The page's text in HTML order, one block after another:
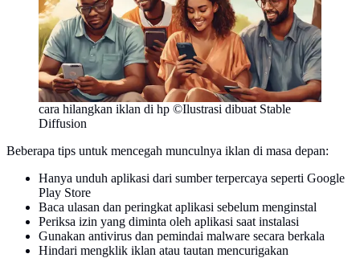
cara hilangkan iklan di hp ©Ilustrasi dibuat Stable
Diffusion
Beberapa tips untuk mencegah munculnya iklan di masa depan:
Hanya unduh aplikasi dari sumber terpercaya seperti Google
Play Store
Baca ulasan dan peringkat aplikasi sebelum menginstal
Periksa izin yang diminta oleh aplikasi saat instalasi
Gunakan antivirus dan pemindai malware secara berkala
Hindari mengklik iklan atau tautan mencurigakan